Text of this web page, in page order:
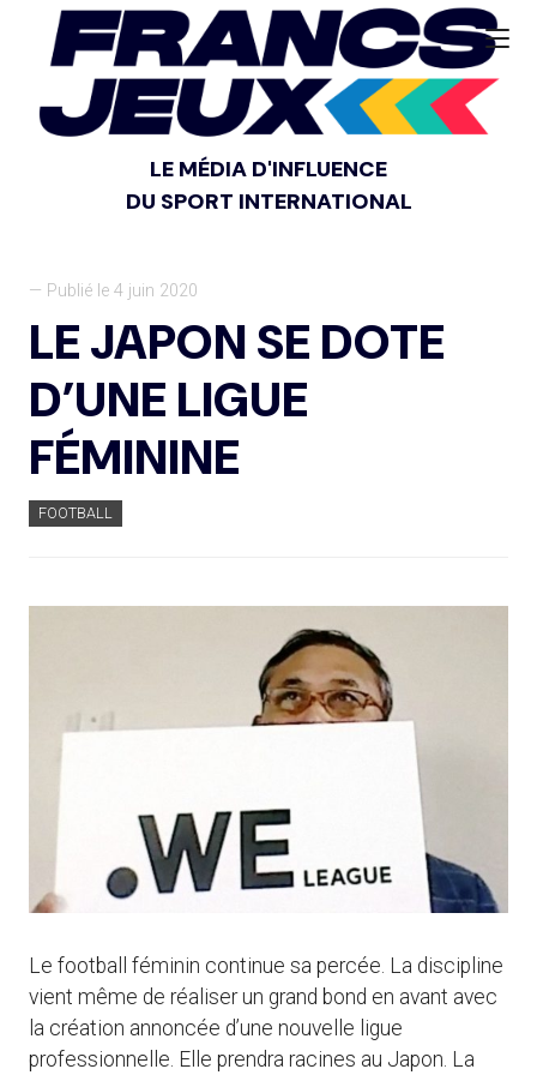
LE MÉDIA D'INFLUENCE
DU SPORT INTERNATIONAL
— Publié le 4 juin 2020
LE JAPON SE DOTE
D’UNE LIGUE
FÉMININE
FOOTBALL
Le football féminin continue sa percée. La discipline
vient même de réaliser un grand bond en avant avec
la création annoncée d’une nouvelle ligue
professionnelle. Elle prendra racines au Japon. La